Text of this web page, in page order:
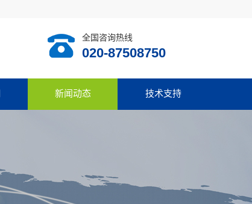
全国咨询热线
020-87508750
新闻动态 技术支持